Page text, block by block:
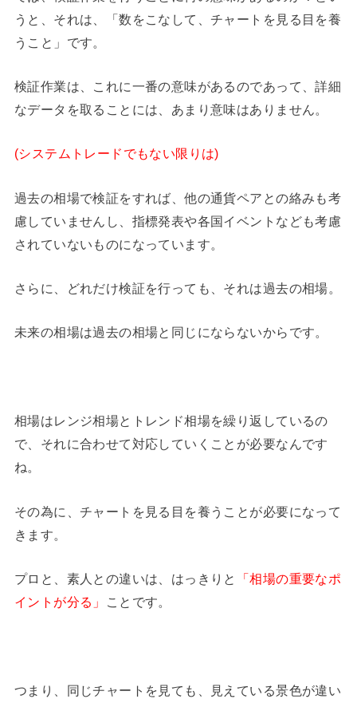
うと、それは、「数をこなして、チャートを見る目を養
うこと」です。
検証作業は、これに一番の意味があるのであって、詳細
なデータを取ることには、あまり意味はありません。
(システムトレードでもない限りは)
過去の相場で検証をすれば、他の通貨ペアとの絡みも考
慮していませんし、指標発表や各国イベントなども考慮
されていないものになっています。
さらに、どれだけ検証を行っても、それは過去の相場。
未来の相場は過去の相場と同じにならないからです。
相場はレンジ相場とトレンド相場を繰り返しているの
で、それに合わせて対応していくことが必要なんです
ね。
その為に、チャートを見る目を養うことが必要になって
きます。
プロと、素人との違いは、はっきりと
「相場の重要なポ
イントが分る」
ことです。
つまり、同じチャートを見ても、見えている景色が違い